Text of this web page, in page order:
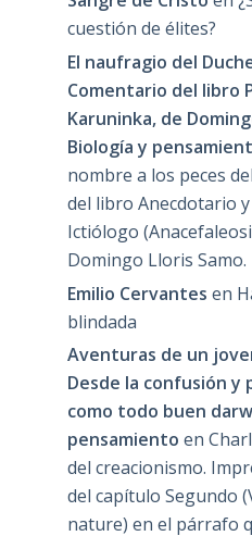
cuestión de élites?
El naufragio del
Comentario del libro
Karuninka, de
Biología y
nombre a los peces
del libro Anecdotario
Ictiólogo
Domingo Lloris Samo.
Emilio Cervantes en
blindada
Aventuras de un
Desde la confusión y
como todo buen
pensamiento en
del creacionismo.
del capítulo Segundo
nature) en el párrafo